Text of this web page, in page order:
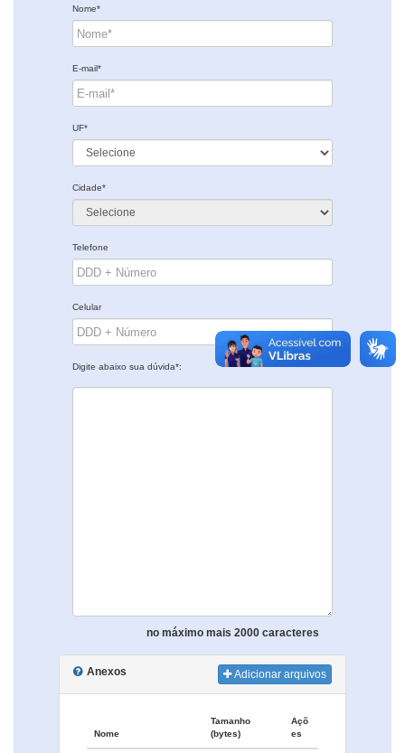
Nome*
E-mail*
UF*
Cidade*
Telefone
Celular
Digite abaixo sua dúvida*:
no máximo mais 2000 caracteres
Anexos Adicionar arquivos
Nome
Tamanho
(bytes)
Açõ
es